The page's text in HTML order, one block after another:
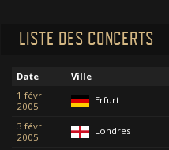
LISTE DES CONCERTS
Date Ville
1 févr.
2005
Erfurt
3 févr.
2005
Londres